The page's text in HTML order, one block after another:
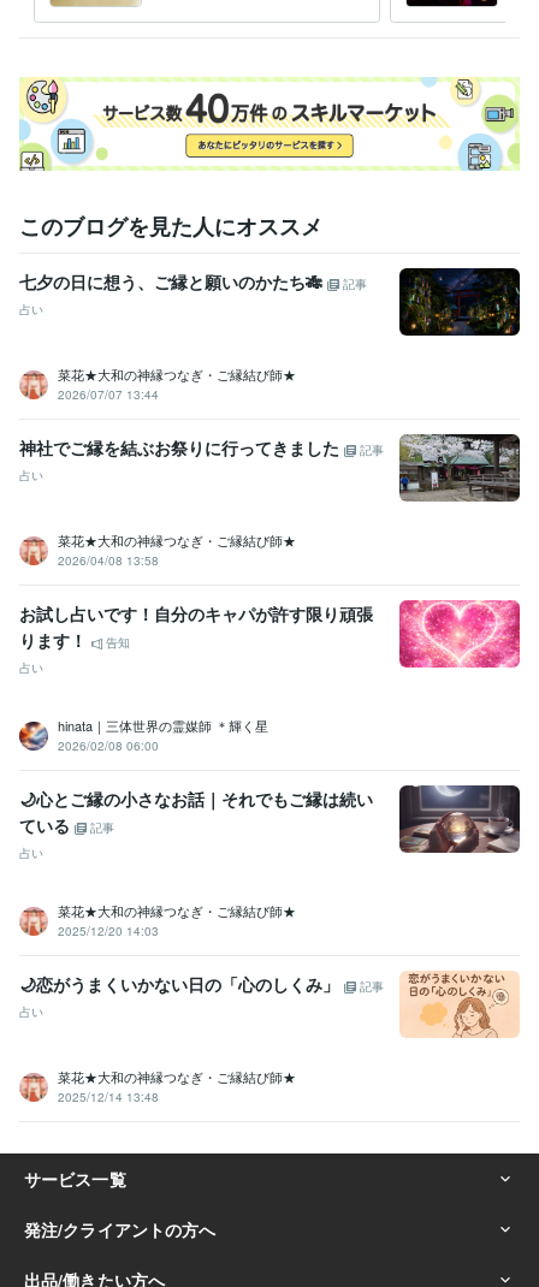
このブログを見た人にオススメ
七夕の日に想う、ご縁と願いのかたち🎋
記事
占い
菜花★大和の神縁つなぎ・ご縁結び師★
2026/07/07 13:44
神社でご縁を結ぶお祭りに行ってきました
記事
占い
菜花★大和の神縁つなぎ・ご縁結び師★
2026/04/08 13:58
お試し占いです！自分のキャパが許す限り頑張
ります！
告知
占い
hinata｜三体世界の霊媒師 ＊輝く星
2026/02/08 06:00
🌙心とご縁の小さなお話｜それでもご縁は続い
ている
記事
占い
菜花★大和の神縁つなぎ・ご縁結び師★
2025/12/20 14:03
🌙恋がうまくいかない日の「心のしくみ」
記事
占い
菜花★大和の神縁つなぎ・ご縁結び師★
2025/12/14 13:48